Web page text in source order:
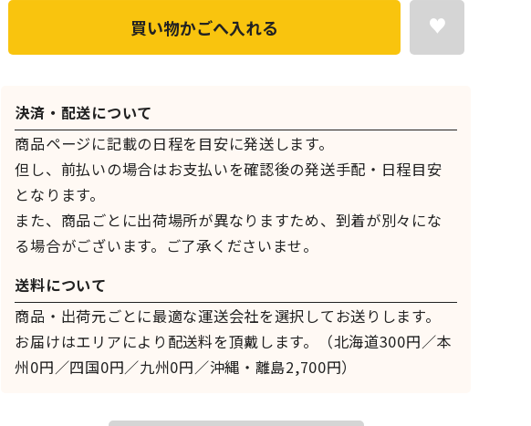
決済・配送について
商品ページに記載の日程を目安に発送します。
但し、前払いの場合はお支払いを確認後の発送手配・日程目安
となります。
また、商品ごとに出荷場所が異なりますため、到着が別々にな
る場合がございます。ご了承くださいませ。
送料について
商品・出荷元ごとに最適な運送会社を選択してお送りします。
お届けはエリアにより配送料を頂戴します。（北海道300円／本
州0円／四国0円／九州0円／沖縄・離島2,700円）
買い物かごへ入れる